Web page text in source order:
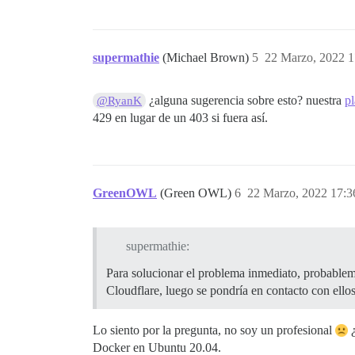
** FALLO AL INICIAR ** por favor
supermathie (Michael Brown) 22 Marzo, 2022
5
@RyanK ¿alguna sugerencia sobre esto? nuestra
429 en lugar de un 403 si fuera así.
GreenOWL (Green OWL) 22 Marzo, 2022
6
supermathie:
Para solucionar el problema inmediato,
Cloudflare, luego se pondría en contacto con
Lo siento por la pregunta, no soy un profesional
Docker en Ubuntu 20.04.